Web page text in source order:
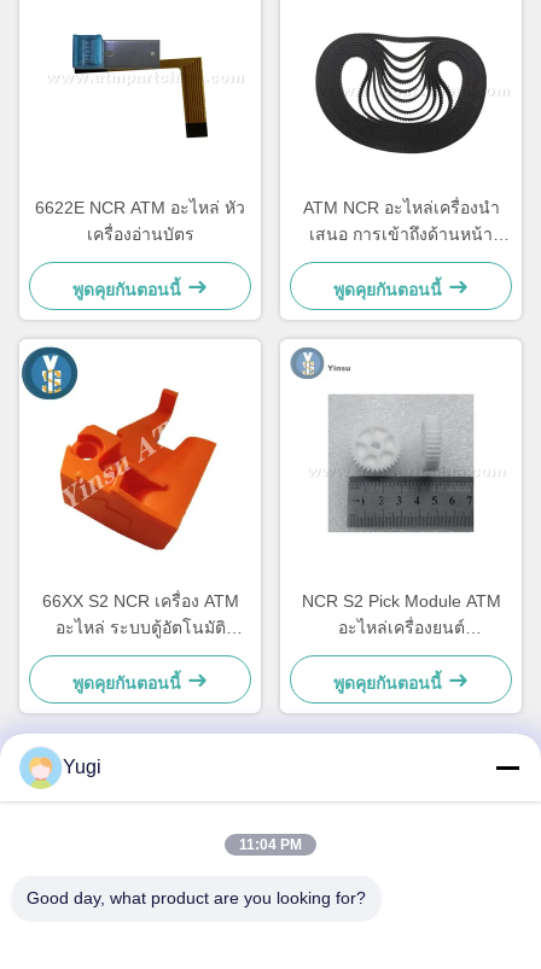
6622E NCR ATM อะไหล่ หัว
เครื่องอ่านบัตร
พูดคุยกันตอนนี้
ATM NCR อะไหล่เครื่องนํา
เสนอ การเข้าถึงด้านหน้า
LVDT Belt 4450544331
พูดคุยกันตอนนี้
66XX S2 NCR เครื่อง ATM
อะไหล่ ระบบตู้อัตโนมัติ
ฮาร์ดแวร์ พลาสติก C กล่อง
ล็อค 4450759179
พูดคุยกันตอนนี้
NCR S2 Pick Module ATM
อะไหล่เครื่องยนต์
4450756286 OEM
พูดคุยกันตอนนี้
ห้อง 502 อาคาร 5 สวนอสังหาริมทรัพย์ Qide เลข 2-1 ถนน
Yugi
11:04 PM
Good day, what product are you looking for?